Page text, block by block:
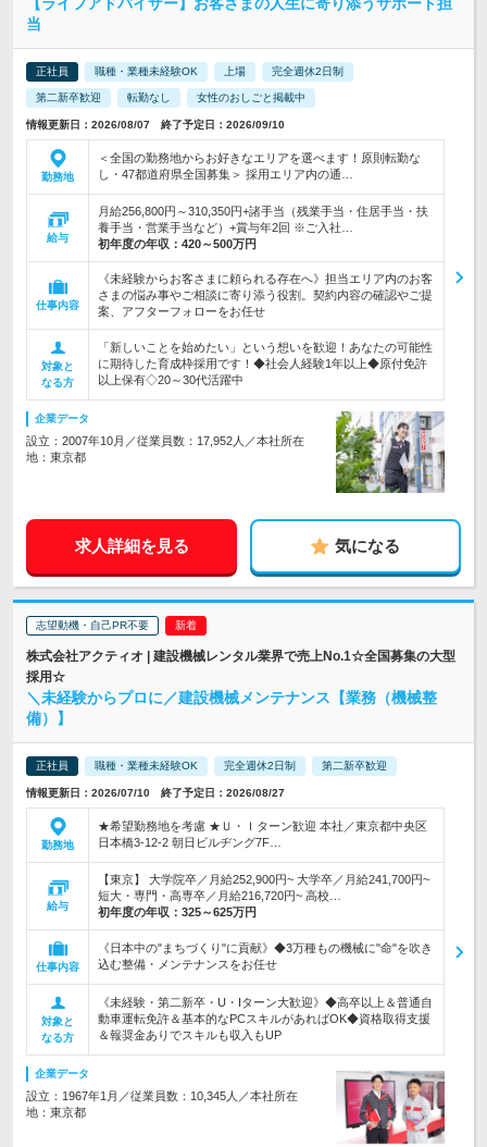
当
正社員 職種・業種未経験OK 上場 完全週休2日制
第二新卒歓迎 転勤なし 女性のおしごと掲載中
情報更新日：2026/08/07 終了予定日：2026/09/10
勤務地
＜全国の勤務地からお好きなエリアを選べます！原則転勤な
し・47都道府県全国募集＞ 採用エリア内の通…
給与
月給256,800円～310,350円+諸手当（残業手当・住居手当・扶
養手当・営業手当など）+賞与年2回 ※ご入社…
初年度の年収： 420～500万円
仕事内容
《未経験からお客さまに頼られる存在へ》担当エリア内のお客
さまの悩み事やご相談に寄り添う役割。契約内容の確認やご提
案、アフターフォローをお任せ
対象と
なる方
「新しいことを始めたい」という想いを歓迎！あなたの可能性
に期待した育成枠採用です！◆社会人経験1年以上◆原付免許
以上保有◇20～30代活躍中
企業データ
設立：2007年10月／従業員数：17,952人／本社所在
地：東京都
求人詳細を見る 気になる
志望動機・自己PR不要
株式会社アクティオ | 建設機械レンタル業界で売上No.1☆全国募集の大型
採用☆
＼未経験からプロに／建設機械メンテナンス【業務（機械整
備）】
正社員 職種・業種未経験OK 完全週休2日制 第二新卒歓迎
情報更新日：2026/07/10 終了予定日：2026/08/27
勤務地
★希望勤務地を考慮 ★Ｕ・Ｉターン歓迎 本社／東京都中央区
日本橋3-12-2 朝日ビルヂング7F…
給与
【東京】 大学院卒／月給252,900円~ 大学卒／月給241,700円~
短大・専門・高専卒／月給216,720円~ 高校…
初年度の年収： 325～625万円
仕事内容
《日本中の"まちづくり"に貢献》◆3万種もの機械に"命"を吹き
込む整備・メンテナンスをお任せ
対象と
なる方
《未経験・第二新卒・U・Iターン大歓迎》◆高卒以上＆普通自
動車運転免許＆基本的なPCスキルがあればOK◆資格取得支援
＆報奨金ありでスキルも収入もUP
企業データ
設立：1967年1月／従業員数：10,345人／本社所在
地：東京都